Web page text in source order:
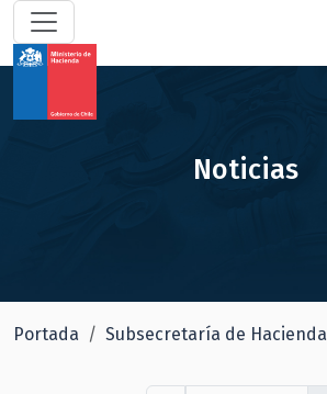
Noticias
Portada Subsecretaría de Hacienda